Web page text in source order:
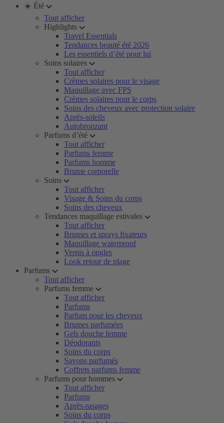
☀️ Été
Tout afficher
Highlights
Travel Essentials
Tendances beauté été 2026
Les essentiels d’été pour lui
Soins solaires
Tout afficher
Crèmes solaires pour le visage
Maquillage avec FPS
Crèmes solaires pour le corps
Soins des cheveux avec protection solaire
Après-soleils
Autobronzant
Parfums d’été
Tout afficher
Parfums femme
Parfums homme
Brume corporelle
Soins
Tout afficher
Visage & Soins du corps
Soins des cheveux
Tendances maquillage estivales
Tout afficher
Brumes et sprays fixateurs
Maquillage waterproof
Vernis à ongles
Look retour de plage
Parfums
Tout afficher
Parfums femme
Tout afficher
Parfums
Parfum pour les cheveux
Brumes parfumées
Gels douche femme
Déodorants
Soins du corps
Savons parfumés
Coffrets parfums femme
Parfums pour hommes
Tout afficher
Parfums
Après-rasages
Soins du corps